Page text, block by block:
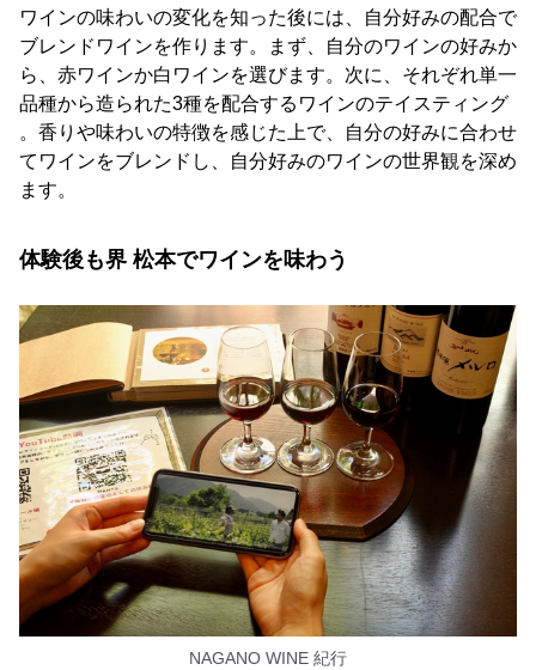
ワインの味わいの変化を知った後には、自分好みの配合で
ブレンドワインを作ります。まず、自分のワインの好みか
ら、赤ワインか白ワインを選びます。次に、それぞれ単一
品種から造られた3種を配合するワインのテイスティング
。香りや味わいの特徴を感じた上で、自分の好みに合わせ
てワインをブレンドし、自分好みのワインの世界観を深め
ます。
体験後も界 松本でワインを味わう
NAGANO WINE 紀行